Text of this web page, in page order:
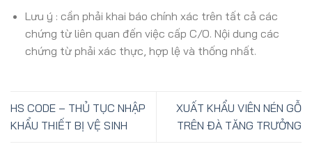
Lưu ý : cần phải khai báo chính xác trên tất cả các
chứng từ liên quan đến việc cấp C/O. Nội dung các
chứng từ phải xác thực, hợp lệ và thống nhất.
HS CODE – THỦ TỤC NHẬP
KHẨU THIẾT BỊ VỆ SINH
XUẤT KHẨU VIÊN NÉN GỖ
TRÊN ĐÀ TĂNG TRƯỞNG